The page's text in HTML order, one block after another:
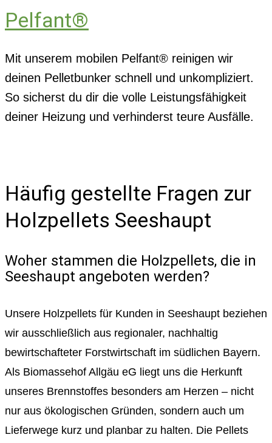
Pelfant®
Mit unserem mobilen Pelfant® reinigen wir
deinen Pelletbunker schnell und unkompliziert.
So sicherst du dir die volle Leistungsfähigkeit
deiner Heizung und verhinderst teure Ausfälle.
Häufig gestellte Fragen zur
Holzpellets Seeshaupt
Woher stammen die Holzpellets, die in
Seeshaupt angeboten werden?
Unsere Holzpellets für Kunden in Seeshaupt beziehen
wir ausschließlich aus regionaler, nachhaltig
bewirtschafteter Forstwirtschaft im südlichen Bayern.
Als Biomassehof Allgäu eG liegt uns die Herkunft
unseres Brennstoffes besonders am Herzen – nicht
nur aus ökologischen Gründen, sondern auch um
Lieferwege kurz und planbar zu halten. Die Pellets